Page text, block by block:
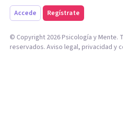
Accede Regístrate
© Copyright 2026Psicología y Mente.
reservados. Aviso legal, privacidad y